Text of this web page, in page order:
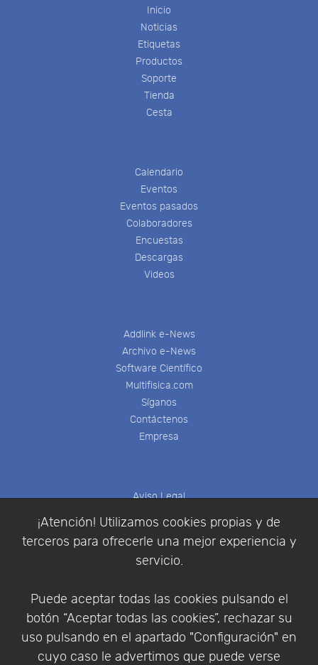
¡Atención! Utilizamos cookies propias y de
terceros para ofrecerle una mejor experiencia y
servicio.
Puede aceptar todas las cookies pulsando el
botón “Aceptar todas las cookies”, rechazar su
uso pulsando en el apartado "Configuración" en
cuyo caso le advertimos que puede verse
Inicio
Noticias
Etiquetas
Productos
Soporte
Tienda
Cesta
Calendario
Eventos
Eventos pasados
Colaboradores
Encuestas
Descargas
Videos
Addlink e-News
Archivo e-News
Software Científico
Multifisica.com
Síganos
Contáctenos
Empresa
Aviso Legal
Política de Privacidad
Condiciones de compra
Identificarse